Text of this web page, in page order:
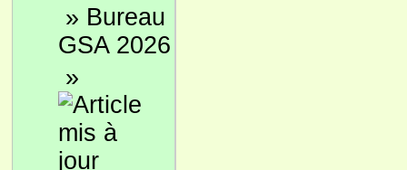
» Bureau
GSA 2026
»